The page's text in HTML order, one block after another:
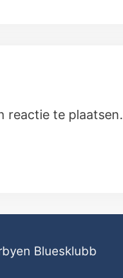
reactie te plaatsen.
Bluesklubb